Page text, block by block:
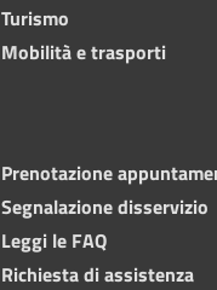
Turismo
Mobilità e trasporti
Prenotazione
Segnalazione disservizio
Leggi le FAQ
Richiesta di assistenza